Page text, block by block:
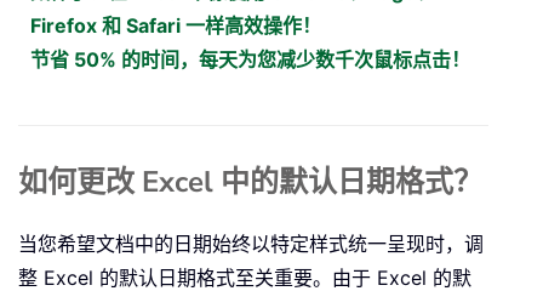
Firefox 和 Safari 一样高效操作！
节省 50% 的时间，每天为您减少数千次鼠标点击！
如何更改 Excel 中的默认日期格式？
当您希望文档中的日期始终以特定样式统一呈现时，调
整 Excel 的默认日期格式至关重要。由于 Excel 的默